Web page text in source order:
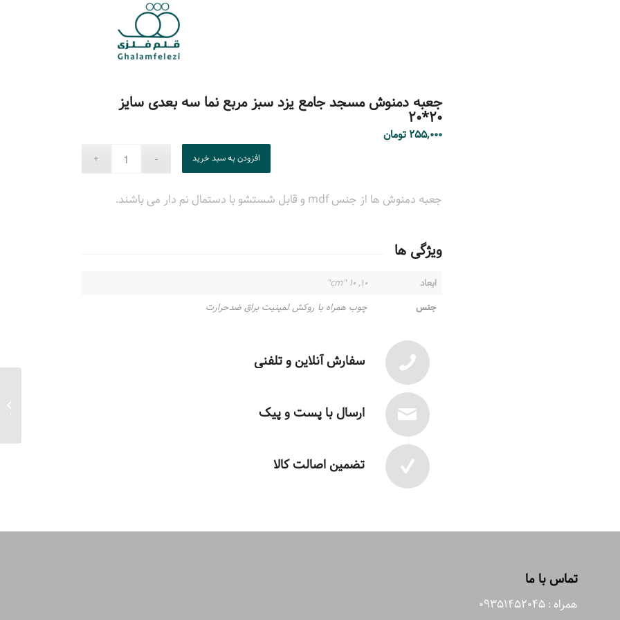
جعبه دمنوش مسجد جامع یزد سبز مربع نما سه بعدی سایز
۲۰*۲۰
۲۵۵,۰۰۰ تومان
افزودن به سبد خرید
جعبه دمنوش ها از جنس mdf و قابل شستشو با دستمال نم دار می باشند.
ویژگی ها
ابعاد
۱۰, ۱۰ "cm"
جنس
چوب همراه با روکش لمینیت براق ضدحرارت
سفارش آنلاین و تلفنی
ارسال با پست و پیک
تضمین اصالت کالا
تماس با ما
همراه : 09351452045
سایز ۲۰*۲۰...